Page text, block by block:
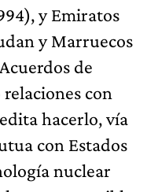
y Emiratos
y Marruecos
de
con
hacerlo, vía
con Estados
nuclear